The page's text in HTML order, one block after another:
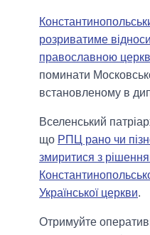
розриватиме
православною
поминати
встановленому в
Вселенський
що РПЦ рано чи
змиритися з
Української церкви.
Отримуйте